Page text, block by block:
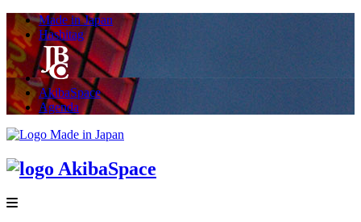
Made in Japan
Hashitag
AkibaSpace
Agenda
menu